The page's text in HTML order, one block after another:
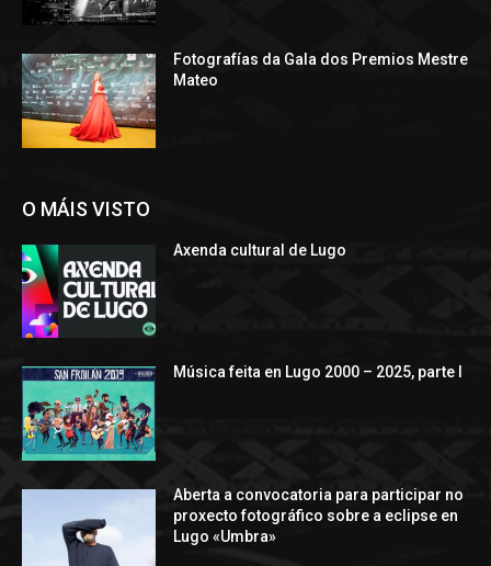
Fotografías da Gala dos Premios Mestre
Mateo
O MÁIS VISTO
Axenda cultural de Lugo
Música feita en Lugo 2000 – 2025, parte I
Aberta a convocatoria para participar no
proxecto fotográfico sobre a eclipse en
Lugo «Umbra»